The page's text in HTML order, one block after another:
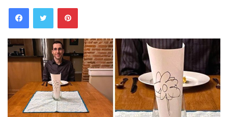
Pinterest